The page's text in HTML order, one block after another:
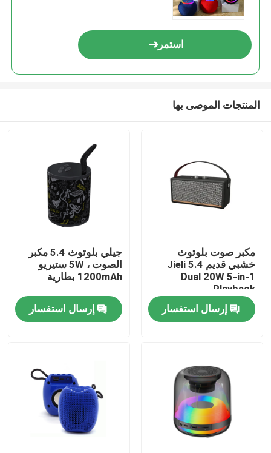
المنتجات
حولنا
استمر
المنتجات الموصى بها
مكبر صوت بلوتوث
خشبي قديم Jieli 5.4
Dual 20W 5-in-1
Playback
إرسال استفسار
جيلي بلوتوث 5.4 مكبر
الصوت ، 5W ستيريو
1200mAh بطارية
إرسال استفسار